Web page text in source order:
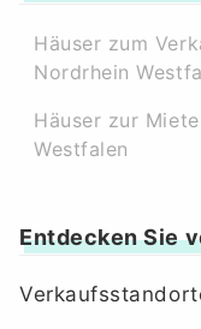
Häuser zum
Nordrhein
Häuser zur
Westfalen
Entdecken Sie